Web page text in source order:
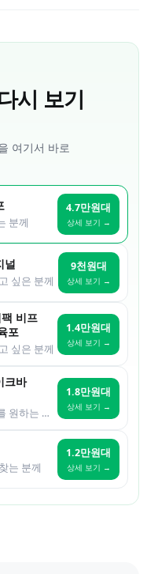
시 보기
여기서 바로
분께
4.7만원대
상세 보기 →
널
싶은 분께
9천원대
상세 보기 →
비프
포
싶은 분께
1.4만원대
상세 보기 →
크바
부드럽게 씹히는 육포를 원하는 분께
1.8만원대
상세 보기 →
는 분께
1.2만원대
상세 보기 →